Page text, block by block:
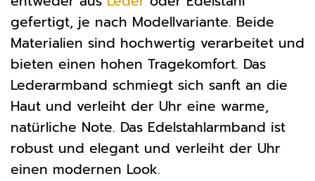
gefertigt, je nach Modellvariante. Beide
Materialien sind hochwertig verarbeitet und
bieten einen hohen Tragekomfort. Das
Lederarmband schmiegt sich sanft an die
Haut und verleiht der Uhr eine warme,
natürliche Note. Das Edelstahlarmband ist
robust und elegant und verleiht der Uhr
einen modernen Look.